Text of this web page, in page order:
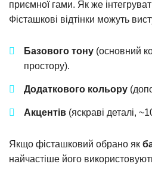
приємної гами. Як же
Фісташкові відтінки можуть
Базового тону (основний
простору).
Додаткового кольору
Акцентів (яскраві деталі,
Якщо фісташковий обрано як
найчастіше його